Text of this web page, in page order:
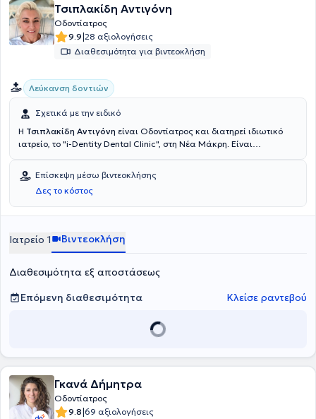
Τσιπλακίδη Αντιγόνη
Οδοντίατρος
9.9|28 αξιολογήσεις
Διαθεσιμότητα για βιντεοκλήση
Λεύκανση δοντιών
Σχετικά με την ειδικό
Η Τσιπλακίδη Αντιγόνη είναι Οδοντίατρος και διατηρεί ιδιωτικό
ιατρείο, το "i-Dentity Dental Clinic", στη Νέα Μάκρη. Είναι
Βερολίνου και έχει εργαστεί σαν Οδοντίατρος στο Βερολίνο και
στην Αθήνα. Υλοποίησε την ιδέα της i-Dentity Dental Clinic για να
προσφέρει άριστη οδοντιατρική περίθαλψη στην ευρύτερη περιοχή
της Νέας Μάκρης, επενδύοντας σε μηχανήματα τελευταίας
περιβάλλον για τον ασθενή. Παρακολουθεί τακτικά σεμινάρια και
ενδιαφέρεται για καινοτομίες και λύσεις για την καλύτερη
αγγλικά.
Επίσκεψη μέσω βιντεοκλήσης
Δες το κόστος
Ιατρείο 1 Βιντεοκλήση
Διαθεσιμότητα εξ αποστάσεως
Επόμενη διαθεσιμότητα
Κλείσε ραντεβού
Γκανά Δήμητρα
Οδοντίατρος
9.8|69 αξιολογήσεις